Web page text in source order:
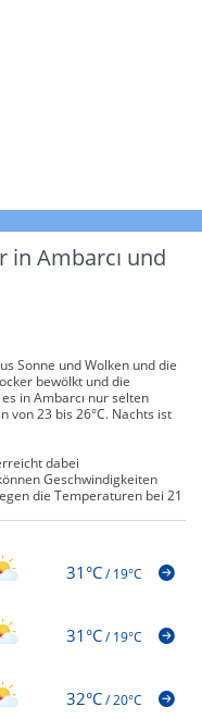
in Ambarcı und
Sonne und Wolken und die
bewölkt und die
in Ambarcı nur selten
von 23 bis 26°C. Nachts ist
dabei
Geschwindigkeiten
die Temperaturen bei 21
31°C/19°C
31°C/19°C
32°C/20°C